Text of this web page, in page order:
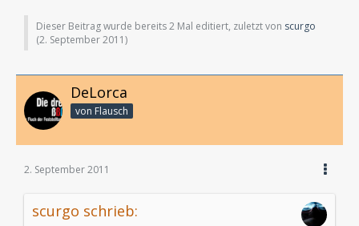
Dieser Beitrag wurde bereits 2 Mal editiert, zuletzt von scurgo
(2. September 2011)
DeLorca
von Flausch
2. September 2011
scurgo schrieb: